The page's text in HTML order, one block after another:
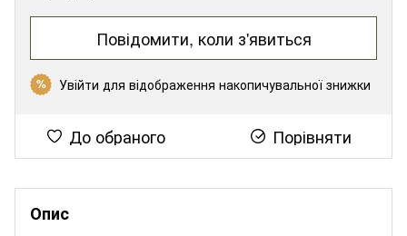
Повідомити, коли з'явиться
% Увійти для відображення накопичувальної знижки
До обраного Порівняти
Опис